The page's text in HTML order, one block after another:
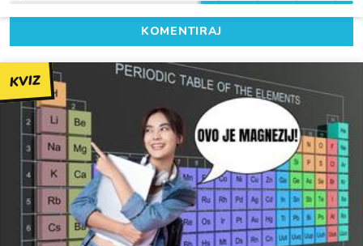
KOMENTIRAJ
KVIZ